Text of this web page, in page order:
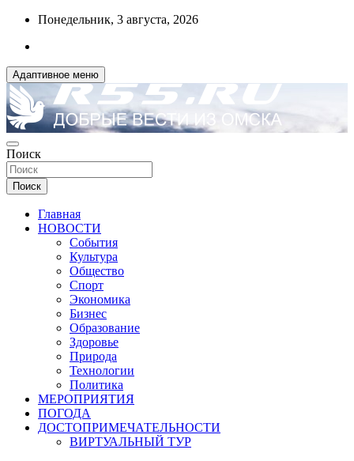
Перейти
содержимому
Понедельник, 3 августа, 2026
Адаптивное меню
R55.RU
ДОБРЫЕ ВЕСТИ ИЗ ОМСКА
Поиск
Поиск
Главная
НОВОСТИ
События
Культура
Общество
Спорт
Экономика
Бизнес
Образование
Здоровье
Природа
Технологии
Политика
МЕРОПРИЯТИЯ
ПОГОДА
ДОСТОПРИМЕЧАТЕЛЬНОСТИ
ВИРТУАЛЬНЫЙ ТУР